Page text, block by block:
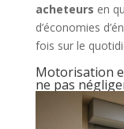
acheteurs en
d’économies
fois sur le
Motorisation
ne pas